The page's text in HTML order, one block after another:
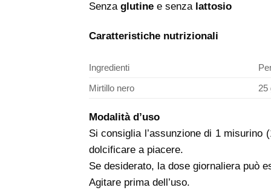
Senza glutine e senza lattosio
Caratteristiche nutrizionali
Ingredienti
Mirtillo nero
25
Modalità d’uso
Si consiglia l’assunzione di 1 misurino
dolcificare a piacere.
Se desiderato, la dose giornaliera può
Agitare prima dell’uso.